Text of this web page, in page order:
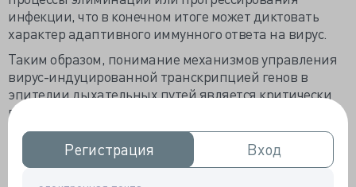
Регистрация
Регистрация Вход
Вход
инфекции, что в конечном итоге может диктовать
характер адаптивного иммунного ответа на вирус.
Таким образом, понимание механизмов управления
вирус-индуцированной транскрипцией генов в
эпителии дыхательных путей является критически
важным для определения новых терапевтических
возможностей при ОИНДП, вызванной РСВ и другими
респираторными вирусными патогенами.
Активные формы кислорода.